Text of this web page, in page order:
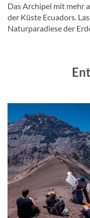
Das Archipel mit mehr
der Küste Ecuadors.
Naturparadiese der